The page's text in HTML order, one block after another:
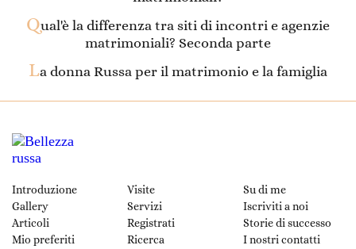
Qual'è la differenza tra siti di incontri e agenzie
matrimoniali? Seconda parte
La donna Russa per il matrimonio e la famiglia
Introduzione
Gallery
Articoli
Mio preferiti
Visite
Servizi
Registrati
Ricerca
Su di me
Iscriviti a noi
Storie di successo
I nostri contatti